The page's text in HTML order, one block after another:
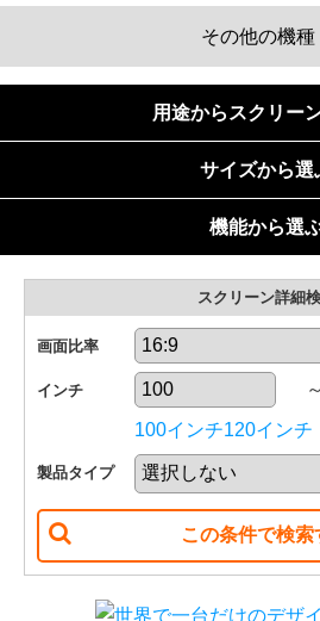
その他の機種
マグネットスクリーン
リア投影スクリーン
リア透過フィルム
用途からスクリー
個人での利
リビングホームシアター
専用室ホームシアター
小会議室（10〜20人）
中会議室（20〜50人）
大会議室（50〜100人）
ホール（100人以上）
サイズから選
60
90 100
インチ イ
170 180
210
機能から選
超短焦点・短焦点
明るい部屋に強い
スクリーン詳細
画面比率
インチ
～
100インチ120インチ
製品タイプ